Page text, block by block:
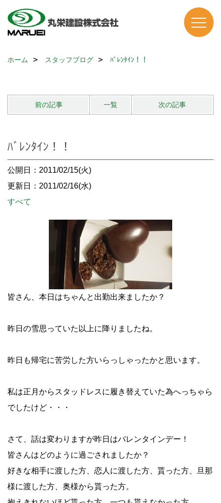
ホーム スタッフブログ ﾊﾞﾚﾝﾀｲﾝ！！
前の記事 一覧 次の記事
ﾊﾞﾚﾝﾀｲﾝ！！
公開日：2011/02/15(火)
更新日：2011/02/16(水)
すべて
皆さん、本日はちゃんと出勤出来ましたか？
昨日の雪思っていた以上に降りましたね。
昨日も帰宅に苦労した方いらっしゃったかと思います。
私は正月からスタッドレスに履き替えていた為へっちゃら
でしたけど・・・
さて、話は変わりますが昨日はバレンタインデー！
皆さんはどのように過ごされましたか？
好きな相手に渡した方、恋人に渡した方、貰った方、旦那
様に渡した方、奥様から貰った方。